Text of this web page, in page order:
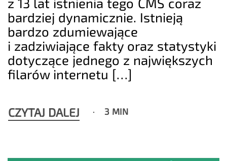
bardziej dynamicznie. Istnieją
bardzo zdumiewające
i zadziwiające fakty oraz statystyki
dotyczące jednego z największych
filarów internetu […]
CZYTAJ DALEJ 3 MIN